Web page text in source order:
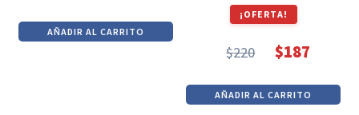
precio
original
precio
actual
AÑADIR AL CARRITO
¡OFERTA!
$220
precio
original
$187
precio
actual
AÑADIR AL CARRITO